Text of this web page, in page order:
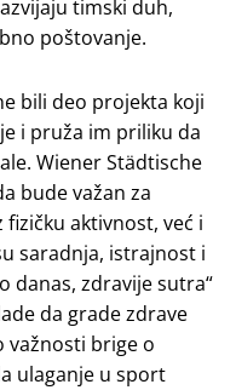
timski duh,
poštovanje.
bili deo projekta koji
i pruža im priliku da
Wiener Städtische
bude važan za
aktivnost, već i
saradnja, istrajnost i
danas, zdravije sutra“
da grade zdrave
važnosti brige o
ulaganje u sport